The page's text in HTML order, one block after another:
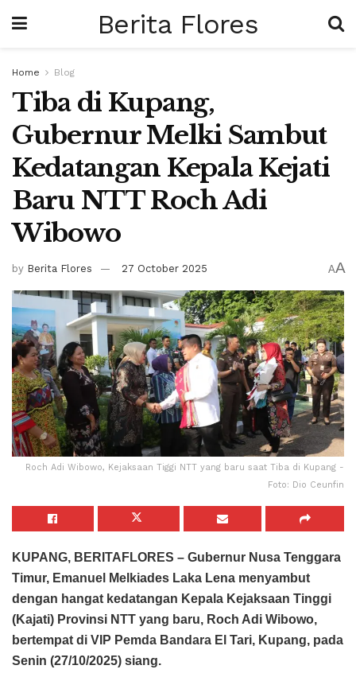
Berita Flores
Home Blog
Tiba di Kupang,
Gubernur Melki Sambut
Kedatangan Kepala Kejati
Baru NTT Roch Adi
Wibowo
by Berita Flores 27 October 2025 AA
Roch Adi Wibowo, Kejaksaan Tiggi NTT yang baru saat Tiba di Kupang -
Foto: Dio Ceunfin
KUPANG, BERITAFLORES – Gubernur Nusa Tenggara
Timur, Emanuel Melkiades Laka Lena menyambut
dengan hangat kedatangan Kepala Kejaksaan Tinggi
(Kajati) Provinsi NTT yang baru, Roch Adi Wibowo,
bertempat di VIP Pemda Bandara El Tari, Kupang, pada
Senin (27/10/2025) siang.